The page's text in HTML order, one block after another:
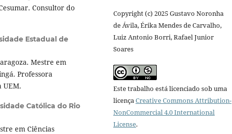
Consultor do
Estadual de
Mestre em
Professora
UEM.
Católica do Rio
em Ciências
Copyright (c) 2025 Gustavo Noronha
de Ávila, Érika Mendes de Carvalho,
Luiz Antonio Borri, Rafael Junior
Soares
Este trabalho está licenciado sob uma
licençaCreative Commons Attribution-
NonCommercial 4.0 International
License.